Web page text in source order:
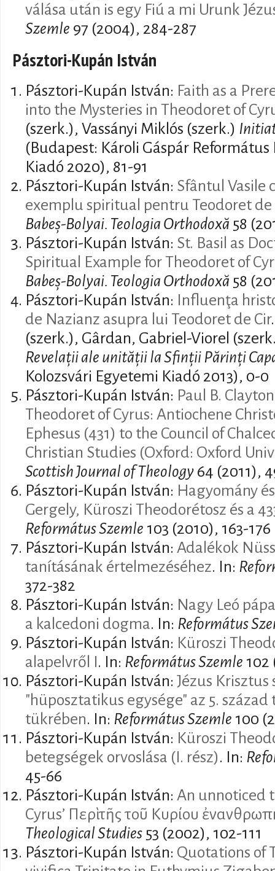
válása után is egy Fiú a mi Urunk
Szemle 97 (2004), 284-287
Pásztori-Kupán István
Pásztori-Kupán István: Faith as a
into the Mysteries in Theodoret of
(szerk.), Vassányi Miklós (szerk.)
(Budapest: Károli Gáspár
Kiadó 2020), 81-91
Pásztori-Kupán István: Sfântul Vasile
exemplu spiritual pentru Teodoret de
Babeș-Bolyai. Teologia Orthodoxă 58
Pásztori-Kupán István: St. Basil as
Spiritual Example for Theodoret of
Babeș-Bolyai. Teologia Orthodoxă 58
Pásztori-Kupán István:
Influenţa
de Nazianz asupra lui Teodoret de Cir
(szerk.), Gârdan, Gabriel-Viorel
Revelații ale unității la Sfinții Părinți
Kolozsvári Egyetemi Kiadó 2013), 0-0
Pásztori-Kupán István: Paul B.
Theodoret of Cyrus: Antiochene
Ephesus (431) to the Council of
Christian Studies (Oxford: Oxford
Scottish Journal of Theology 64 (2011),
Pásztori-Kupán István: Hagyomány
Gergely, Küroszi Theodorétosz és a
Református Szemle 103 (2010), 163-176
Pásztori-Kupán István: Adalékok
tanításának értelmezéséhez. In:
372-382
Pásztori-Kupán István: Nagy Leó
a kalcedoni dogma. In: Református
Pásztori-Kupán István: Küroszi
alapelvről I . In: Református Szemle 102
Pásztori-Kupán István: Jézus
"hüposztatikus egysége" az 5.
tükrében. In: Református Szemle 100
Pásztori-Kupán István: Küroszi
betegségek orvoslása (I. rész). In:
45-66
Pásztori-Kupán István: An unnoticed
Cyrus’ Περὶ τῆς τοῦ Κυρίου
Theological Studies 53 (2002), 102-111
Pásztori-Kupán István: Quotations of